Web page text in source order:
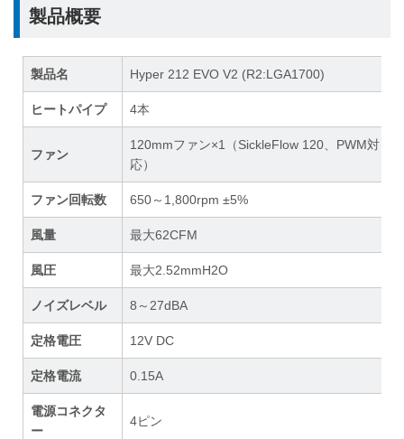
製品概要
製品名 Hyper 212 EVO V2 (R2:LGA1700)
ヒートパイプ 4本
ファン
120mmファン×1（SickleFlow 120、PWM対
応）
ファン回転数 650～1,800rpm ±5%
風量 最大62CFM
風圧 最大2.52mmH2O
ノイズレベル 8～27dBA
定格電圧 12V DC
定格電流 0.15A
電源コネクタ
ー
4ピン